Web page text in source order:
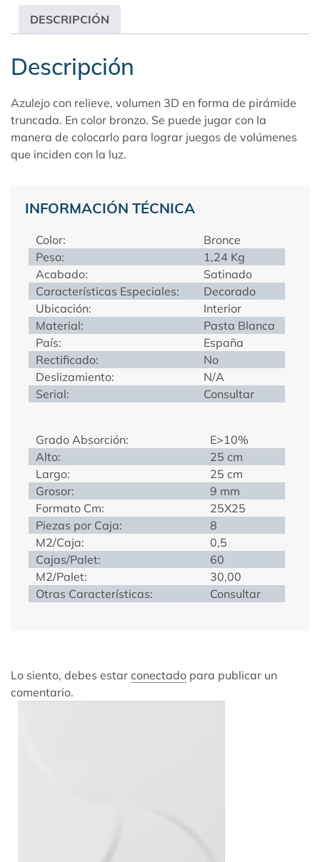
DESCRIPCIÓN
Descripción
Azulejo con relieve, volumen 3D en forma de pirámide
truncada. En color bronzo. Se puede jugar con la
manera de colocarlo para lograr juegos de volúmenes
que inciden con la luz.
INFORMACIÓN TÉCNICA
Color:
Bronce
Peso:
1,24 Kg
Acabado:
Satinado
Características Especiales:
Decorado
Ubicación:
Interior
Material:
Pasta Blanca
País:
España
Rectificado:
No
Deslizamiento:
N/A
Serial:
Consultar
Grado Absorción:
E>10%
Alto:
25 cm
Largo:
25 cm
Grosor:
9 mm
Formato Cm:
25X25
Piezas por Caja:
8
M2/Caja:
0,5
Cajas/Palet:
60
M2/Palet:
30,00
Otras Características:
Consultar
Lo siento, debes estar conectado para publicar un
comentario.